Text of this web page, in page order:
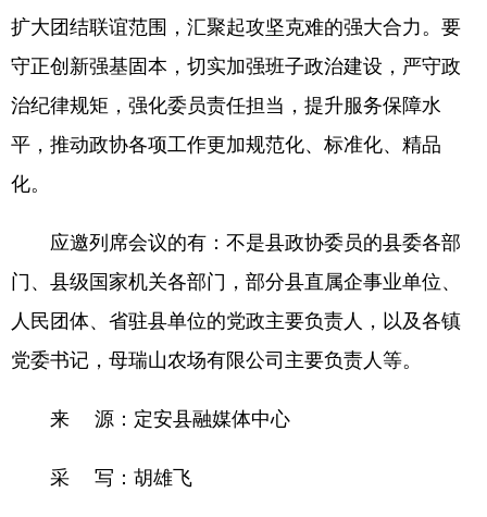
扩大团结联谊范围，汇聚起攻坚克难的强大合力。要
守正创新强基固本，切实加强班子政治建设，严守政
治纪律规矩，强化委员责任担当，提升服务保障水
平，推动政协各项工作更加规范化、标准化、精品
化。
应邀列席会议的有：不是县政协委员的县委各部
门、县级国家机关各部门，部分县直属企事业单位、
人民团体、省驻县单位的党政主要负责人，以及各镇
党委书记，母瑞山农场有限公司主要负责人等。
来 源：定安县融媒体中心
采 写：胡雄飞